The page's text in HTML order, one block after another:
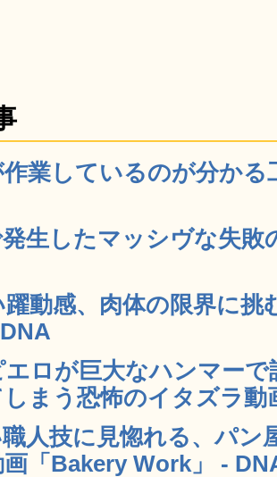
業しているのが分かる
生したマッシヴな失敗
動感、肉体の限界に挑
ロが巨大なハンマー
まう恐怖のイタズラ動
人技に見惚れる、パン
画「Bakery Work」 -